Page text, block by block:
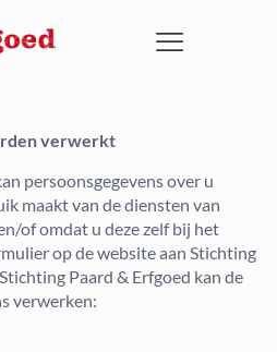
verwerkt
persoonsgegevens over u
maakt van de diensten van
of omdat u deze zelf bij het
op de website aan Stichting
Paard & Erfgoed kan de
verwerken: